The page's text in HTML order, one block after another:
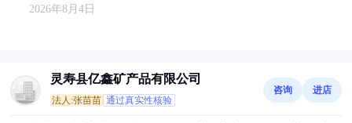
2026年8月4日
灵寿县亿鑫矿产品有限公司
法人:张苗苗 通过真实性核验
咨询 进店